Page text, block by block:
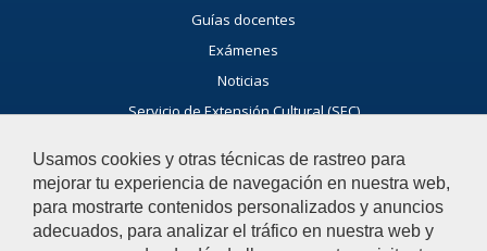
Usamos cookies y otras técnicas de rastreo para
mejorar tu experiencia de navegación en nuestra web,
para mostrarte contenidos personalizados y anuncios
adecuados, para analizar el tráfico en nuestra web y
Guías docentes
Exámenes
Noticias
Servicio de Extensión Cultural (SEC)
Ayúdanos a Mejorar
El acceso al buzón exclusivamente se hará en caso de querer
plantear cuestiones que se puedan calificar como incidencia,